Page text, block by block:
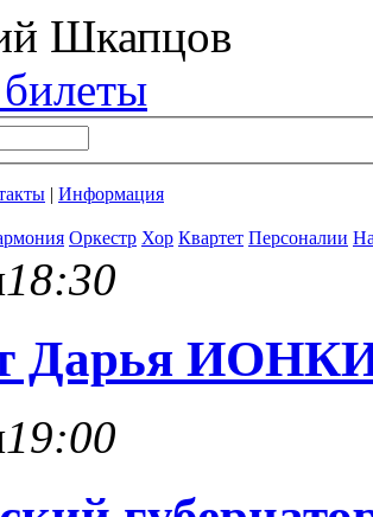
| Информация
Оркестр Хор Квартет Персоналии
18:30
Дарья
19:00